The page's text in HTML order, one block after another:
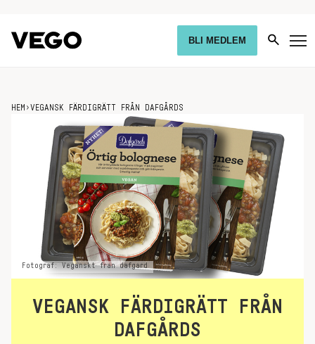
BLI MEDLEM
HEM ›VEGANSK FÄRDIGRÄTT FRÅN DAFGÅRDS
Fotograf: Veganskt fran dafgard
VEGANSK FÄRDIGRÄTT FRÅN
DAFGÅRDS